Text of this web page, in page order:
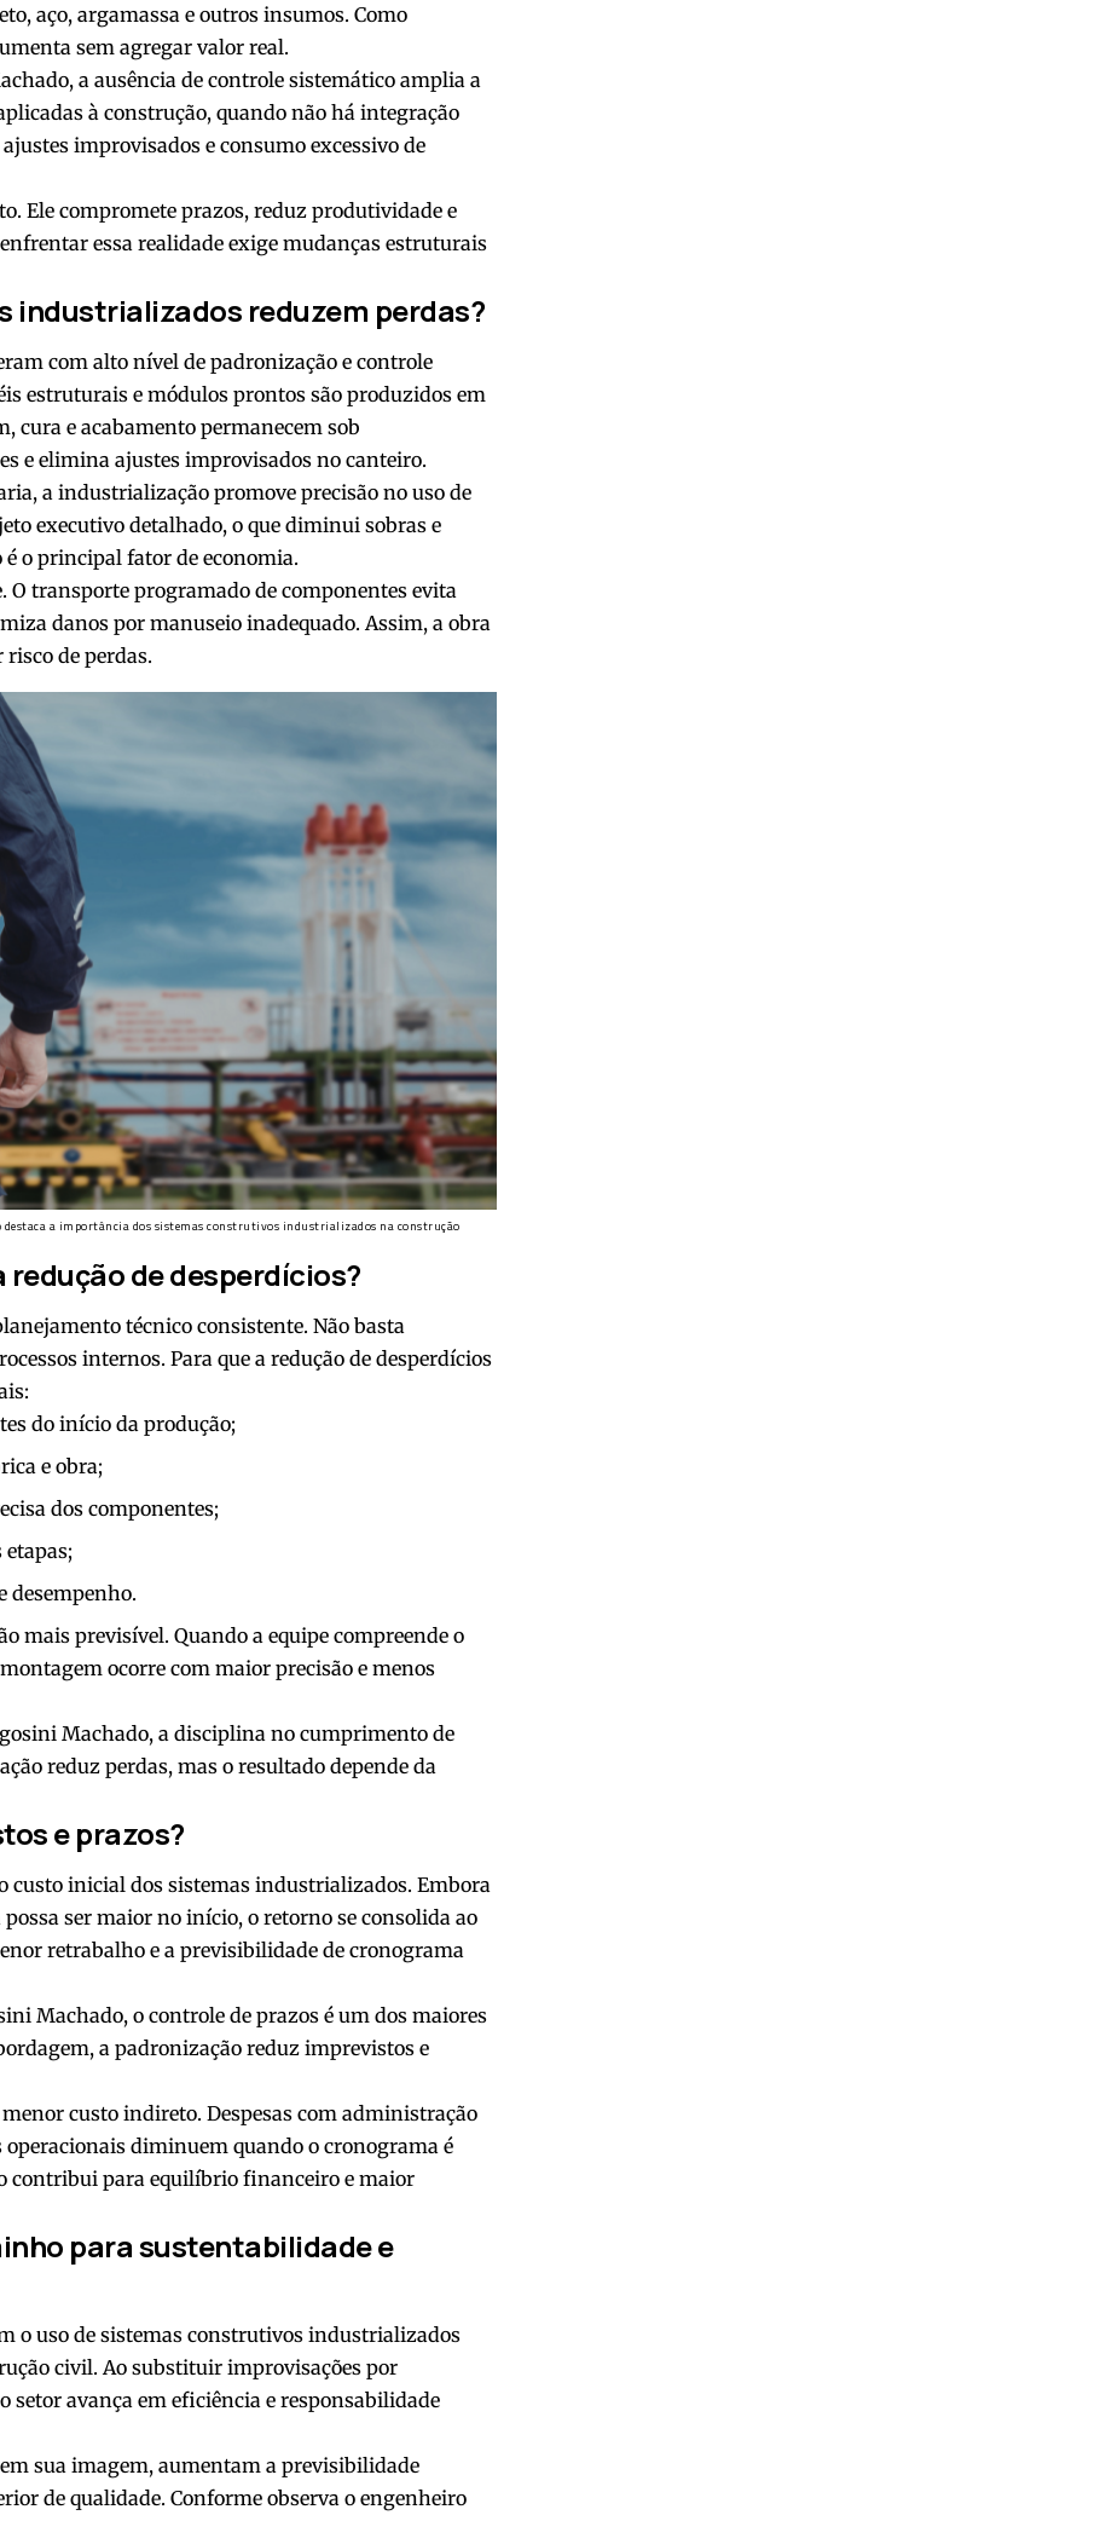
aço, argamassa e outros insumos. Como
sem agregar valor real.
a ausência de controle sistemático amplia a
à construção, quando não há integração
improvisados e consumo excessivo de
Ele compromete prazos, reduz produtividade e
essa realidade exige mudanças estruturais
industrializados reduzem perdas?
com alto nível de padronização e controle
estruturais e módulos prontos são produzidos em
cura e acabamento permanecem sob
e elimina ajustes improvisados no canteiro.
a industrialização promove precisão no uso de
executivo detalhado, o que diminui sobras e
o principal fator de economia.
transporte programado de componentes evita
danos por manuseio inadequado. Assim, a obra
de perdas.
destaca a importância dos sistemas construtivos industrializados na construção
de desperdícios?
técnico consistente. Não basta
internos. Para que a redução de desperdícios
do início da produção;
e obra;
dos componentes;
etapas;
desempenho.
mais previsível. Quando a equipe compreende o
ocorre com maior precisão e menos
Machado, a disciplina no cumprimento de
reduz perdas, mas o resultado depende da
e prazos?
custo inicial dos sistemas industrializados. Embora
ser maior no início, o retorno se consolida ao
retrabalho e a previsibilidade de cronograma
Machado, o controle de prazos é um dos maiores
a padronização reduz imprevistos e
custo indireto. Despesas com administração
operacionais diminuem quando o cronograma é
contribui para equilíbrio financeiro e maior
para sustentabilidade e
o uso de sistemas construtivos industrializados
civil. Ao substituir improvisações por
setor avança em eficiência e responsabilidade
sua imagem, aumentam a previsibilidade
de qualidade. Conforme observa o engenheiro